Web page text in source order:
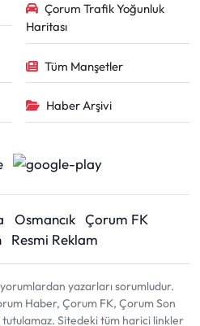
Çorum Trafik Yoğunluk
Haritası
Tüm Manşetler
Haber Arşivi
Osmancık Çorum FK
Resmi Reklam
yazarları sorumludur.
Haber, Çorum FK, Çorum Son
Sitedeki tüm harici linkler